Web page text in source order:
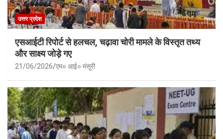
उत्तर प्रदेश
एसआईटी रिपोर्ट से हलचल, चढ़ावा चोरी मामले के विस्तृत तथ्य
और साक्ष्य जोड़े गए
21/06/2026 एम० आई० मंसूरी